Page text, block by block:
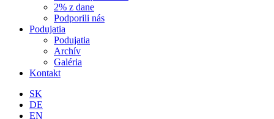
2% z dane
Podporili nás
Podujatia
Podujatia
Archív
Galéria
Kontakt
SK
DE
EN